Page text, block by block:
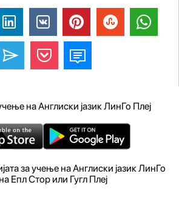
на Англиски јазик ЛинГо Плеј
за учење на Англиски јазик ЛинГо
Епл Стор или Гугл Плеј